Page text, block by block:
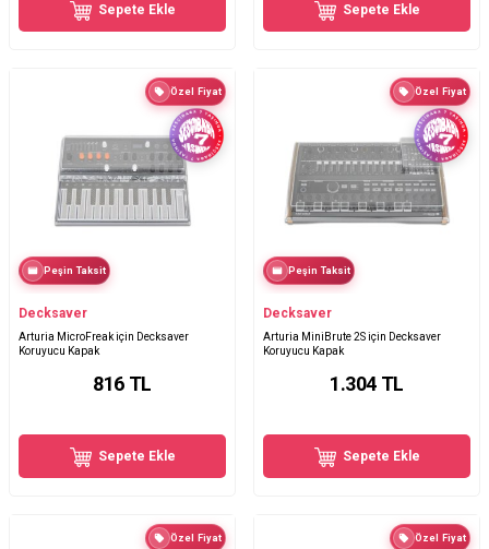
Sepete Ekle Sepete Ekle
Özel Fiyat
Peşin Taksit
Decksaver
Arturia MicroFreak için Decksaver
Koruyucu Kapak
816 TL
Sepete Ekle
Özel Fiyat
Peşin Taksit
Decksaver
Arturia MiniBrute 2S için Decksaver
Koruyucu Kapak
1.304 TL
Sepete Ekle
Özel Fiyat Özel Fiyat